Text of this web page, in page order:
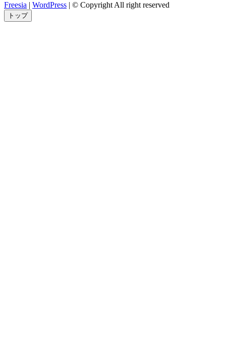
Freesia | WordPress | © Copyright All right reserved
トップ